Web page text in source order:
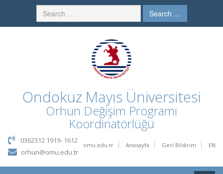
Search …
Ondokuz Mayıs Üniversitesi
Orhun Değişim Programı
Koordinatörlüğü
omu.edu.tr Anasayfa Geri Bildirim EN
0362312 1919- 1612
orhun@omu.edu.tr